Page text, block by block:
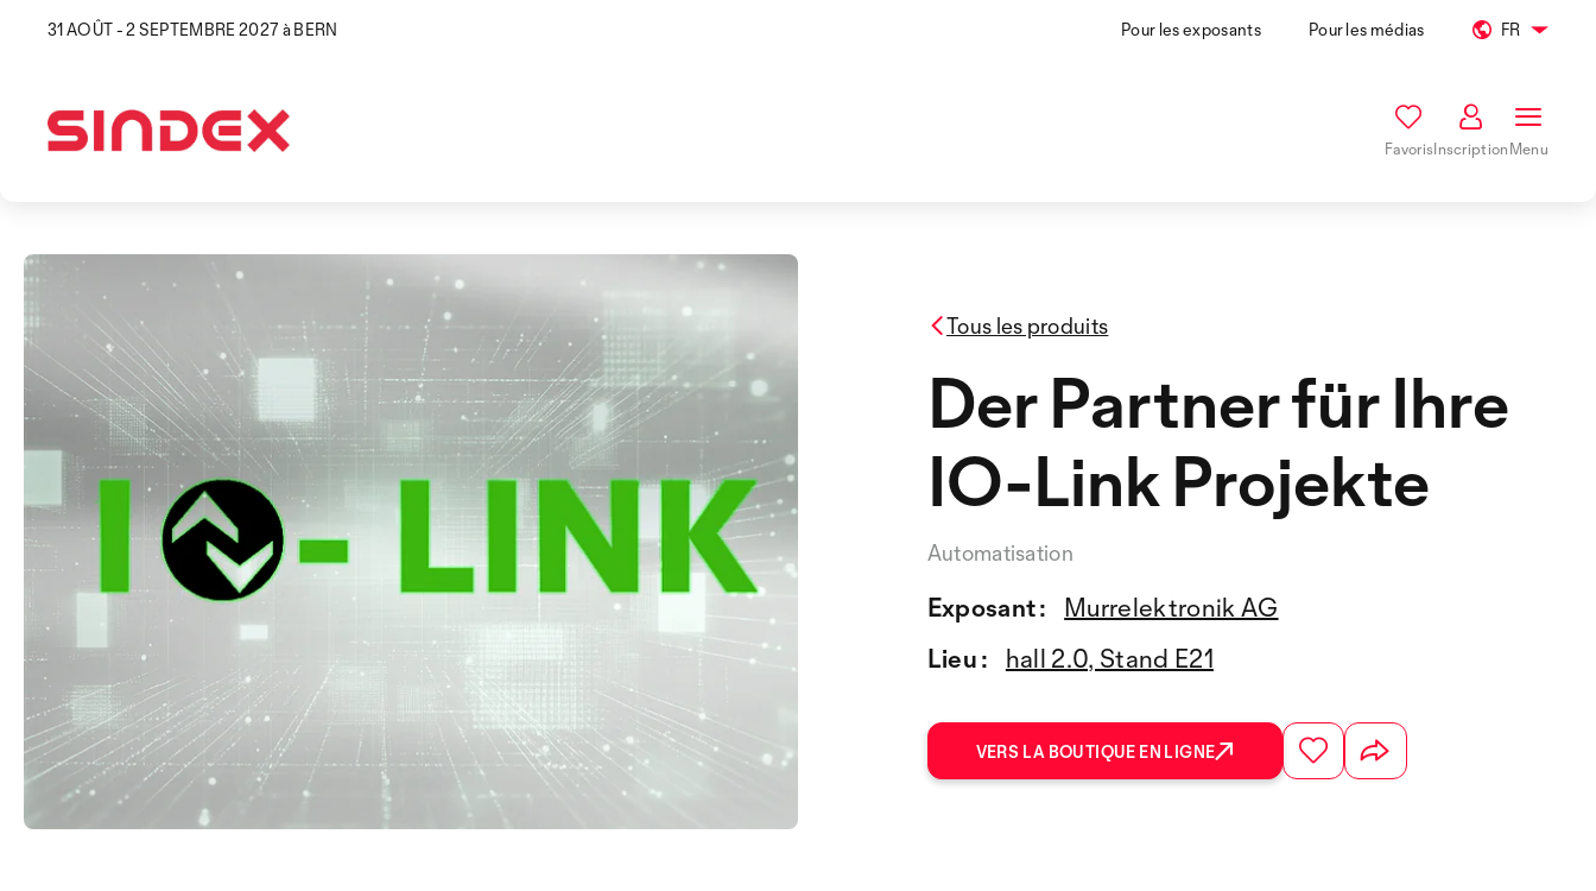
31 AOÛT - 2 SEPTEMBRE 2027 à BERN Pour les exposants Pour les médias FR
FavorisInscriptionMenu
Tous les produits
Der Partner für Ihre
IO-Link Projekte
Automatisation
Exposant :
Murrelektronik AG
Lieu :
hall 2.0, Stand E21
VERS LA BOUTIQUE EN LIGNE